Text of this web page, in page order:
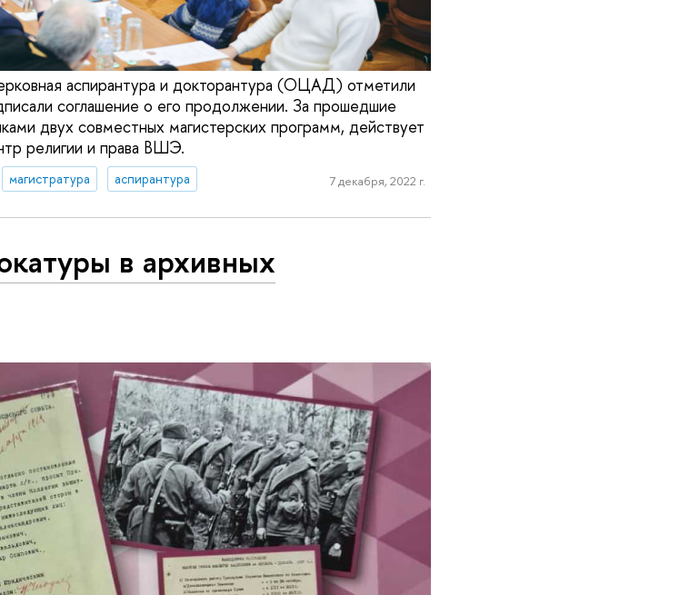
аспирантура и докторантура (ОЦАД) отметили
соглашение о его продолжении. За прошедшие
двух совместных магистерских программ, действует
религии и права ВШЭ.
магистратура аспирантура 7 декабря, 2022 г.
в архивных